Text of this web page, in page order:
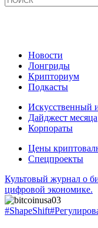
Новости
Лонгриды
Крипториум
Подкасты
Искусственный
Дайджест месяца
Корпораты
Цены
Спецпроекты
Культовый журнал о
цифровой экономике.
#ShapeShift